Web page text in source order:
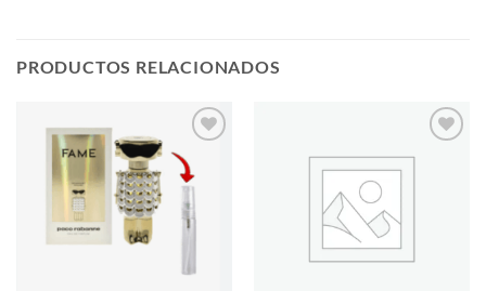
PRODUCTOS RELACIONADOS
AÑADIR
A LA
DE
DESEOS
AÑADIR